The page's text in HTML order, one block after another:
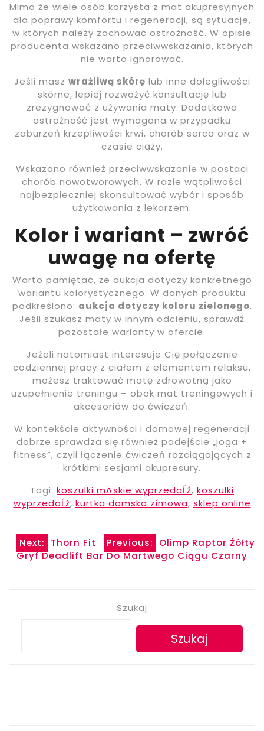
Mimo że wiele osób korzysta z mat akupresyjnych
dla poprawy komfortu i regeneracji, są sytuacje,
w których należy zachować ostrożność. W opisie
producenta wskazano przeciwwskazania, których
nie warto ignorować.
Jeśli masz wrażliwą skórę lub inne dolegliwości
skórne, lepiej rozważyć konsultację lub
zrezygnować z używania maty. Dodatkowo
ostrożność jest wymagana w przypadku
zaburzeń krzepliwości krwi, chorób serca oraz w
czasie ciąży.
Wskazano również przeciwwskazanie w postaci
chorób nowotworowych. W razie wątpliwości
najbezpieczniej skonsultować wybór i sposób
użytkowania z lekarzem.
Kolor i wariant – zwróć
uwagę na ofertę
Warto pamiętać, że aukcja dotyczy konkretnego
wariantu kolorystycznego. W danych produktu
podkreślono: aukcja dotyczy koloru zielonego.
Jeśli szukasz maty w innym odcieniu, sprawdź
pozostałe warianty w ofercie.
Jeżeli natomiast interesuje Cię połączenie
codziennej pracy z ciałem z elementem relaksu,
możesz traktować matę zdrowotną jako
uzupełnienie treningu – obok mat treningowych i
akcesoriów do ćwiczeń.
W kontekście aktywności i domowej regeneracji
dobrze sprawdza się również podejście „joga +
fitness”, czyli łączenie ćwiczeń rozciągających z
krótkimi sesjami akupresury.
Tagi: koszulki mÄskie wyprzedaĹź, koszulki
wyprzedaĹź, kurtka damska zimowa, sklep online
Nawigacja
wpisu
Previous: Olimp Raptor Żółty
Next:
Thorn Fit
Gryf Deadlift Bar Do Martwego Ciągu Czarny
Szukaj
Szukaj